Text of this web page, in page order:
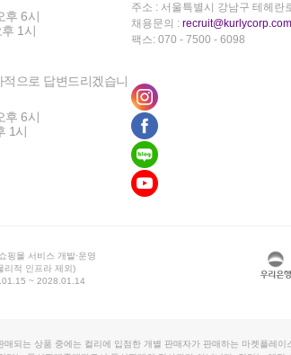
후 6시
1시
으로 답변드리겠습니
후 6시
1시
주소 : 서울특별시 강남구 테헤란
채용문의 : recruit@kurlycorp.com
팩스: 070 - 7500 - 6098
핑몰 서비스 개발·운영
리적 인프라 제외)
~ 2028.01.14
매되는 상품 중에는 컬리에 입점한 개별 판매자가 판매하는 마켓플레이